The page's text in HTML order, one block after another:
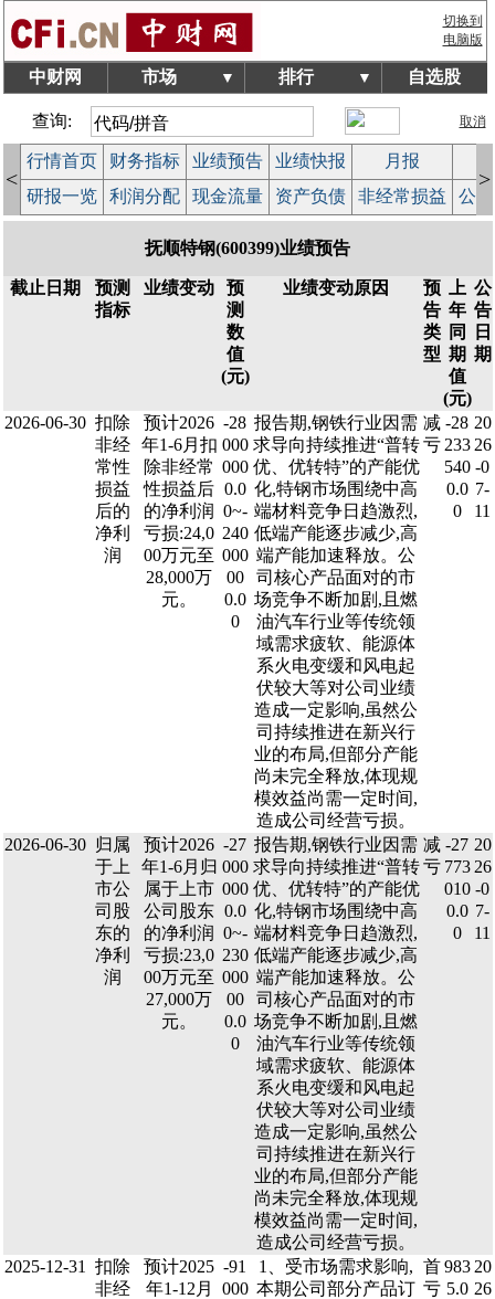
切换到
电脑版
中财网 市场 ▼ 排行 ▼ 自选股
查询: 取消
<
行情首页 财务指标 业绩预告 业绩快报 月报
研报一览
利润分配 现金流量 资产负债 非经常损益 公
>
抚顺特钢(600399)业绩预告
截止日期
预测
指标
业绩变动
预
测
数
值
(元)
业绩变动原因
预
告
类
型
上
年
同
期
值
(元)
公
告
日
期
2026-06-30 扣除
非经
常性
损益
后的
净利
润
预计2026
年1-6月扣
除非经常
性损益后
的净利润
亏损:24,0
00万元至
28,000万
元。
-28
000
000
0.0
0~-
240
000
00
0.0
0
报告期,钢铁行业因需
求导向持续推进“普转
优、优转特”的产能优
化,特钢市场围绕中高
端材料竞争日趋激烈,
低端产能逐步减少,高
端产能加速释放。公
司核心产品面对的市
场竞争不断加剧,且燃
油汽车行业等传统领
域需求疲软、能源体
系火电变缓和风电起
伏较大等对公司业绩
造成一定影响,虽然公
司持续推进在新兴行
业的布局,但部分产能
尚未完全释放,体现规
模效益尚需一定时间,
造成公司经营亏损。
减
亏
-28
233
540
0.0
0
20
26
-0
7-
11
2026-06-30 归属
于上
市公
司股
东的
净利
润
预计2026
年1-6月归
属于上市
公司股东
的净利润
亏损:23,0
00万元至
27,000万
元。
-27
000
000
0.0
0~-
230
000
00
0.0
0
报告期,钢铁行业因需
求导向持续推进“普转
优、优转特”的产能优
化,特钢市场围绕中高
端材料竞争日趋激烈,
低端产能逐步减少,高
端产能加速释放。公
司核心产品面对的市
场竞争不断加剧,且燃
油汽车行业等传统领
域需求疲软、能源体
系火电变缓和风电起
伏较大等对公司业绩
造成一定影响,虽然公
司持续推进在新兴行
业的布局,但部分产能
尚未完全释放,体现规
模效益尚需一定时间,
造成公司经营亏损。
减
亏
-27
773
010
0.0
0
20
26
-0
7-
11
2025-12-31
扣除
非经
预计2025
年1-12月
-91
000
1、受市场需求影响,
本期公司部分产品订
首
亏
983
5.0
20
26